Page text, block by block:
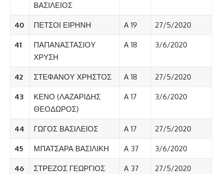
ΒΑΣΙΛΕΙΟΣ
40 ΠΕΤΣΟΙ ΕΙΡΗΝΗ A 19 27/5/2020
41
ΠΑΠΑΝΑΣΤΑΣΙΟΥ
ΧΡΥΣΗ
A 18 3/6/2020
42 ΣΤΕΦΑΝΟΥ ΧΡΗΣΤΟΣ A 18 27/5/2020
43
ΚΕΝΟ (ΛΑΖΑΡΙΔΗΣ
ΘΕΟΔΩΡΟΣ)
A 17 3/6/2020
44 ΓΩΓΟΣ ΒΑΣΙΛΕΙΟΣ A 17 27/5/2020
45 ΜΠΑΤΣΑΡΑ ΒΑΣΙΛΙΚΗ A 37 3/6/2020
46 ΣΤΡΕΖΟΣ ΓΕΩΡΓΙΟΣ A 37 27/5/2020